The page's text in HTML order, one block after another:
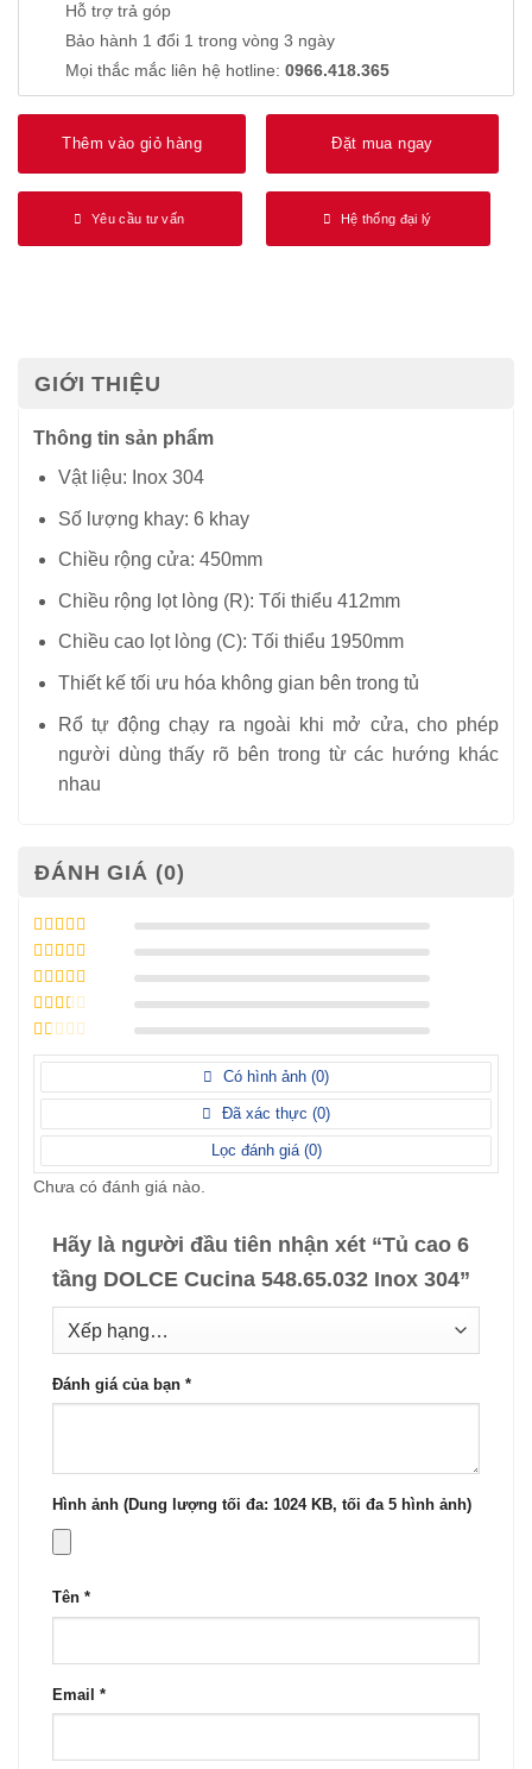
Hỗ trợ trả góp
Bảo hành 1 đổi 1 trong vòng 3 ngày
Mọi thắc mắc liên hệ hotline: 0966.418.365
Thêm vào giỏ hàng Đặt mua ngay
Yêu cầu tư vấn Hệ thống đại lý
GIỚI THIỆU
Thông tin sản phẩm
Vật liệu: Inox 304
Số lượng khay: 6 khay
Chiều rộng cửa: 450mm
Chiều rộng lọt lòng (R): Tối thiểu 412mm
Chiều cao lọt lòng (C): Tối thiểu 1950mm
Thiết kế tối ưu hóa không gian bên trong tủ
Rổ tự động chạy ra ngoài khi mở cửa, cho phép
người dùng thấy rõ bên trong từ các hướng khác
nhau
ĐÁNH GIÁ (0)
Được xếp
hạng55 sao
Được xếp
hạng45
sao
Được
xếp
hạng3
5 sao
Được
hạng
sao
Được
hạng
1
sao
Có hình ảnh (0)
Đã xác thực (0)
Lọc đánh giá (0)
Chưa có đánh giá nào.
Hãy là người đầu tiên nhận xét “Tủ cao 6
tầng DOLCE Cucina 548.65.032 Inox 304”
Đánh giá của bạn *
Hình ảnh (Dung lượng tối đa: 1024 KB, tối đa 5 hình ảnh)
Tên *
Email *